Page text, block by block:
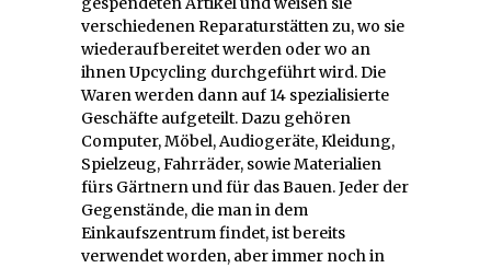
verschiedenen Reparaturstätten zu, wo sie
wiederaufbereitet werden oder wo an
ihnen Upcycling durchgeführt wird. Die
Waren werden dann auf 14 spezialisierte
Geschäfte aufgeteilt. Dazu gehören
Computer, Möbel, Audiogeräte, Kleidung,
Spielzeug, Fahrräder, sowie Materialien
fürs Gärtnern und für das Bauen. Jeder der
Gegenstände, die man in dem
Einkaufszentrum findet, ist bereits
verwendet worden, aber immer noch in